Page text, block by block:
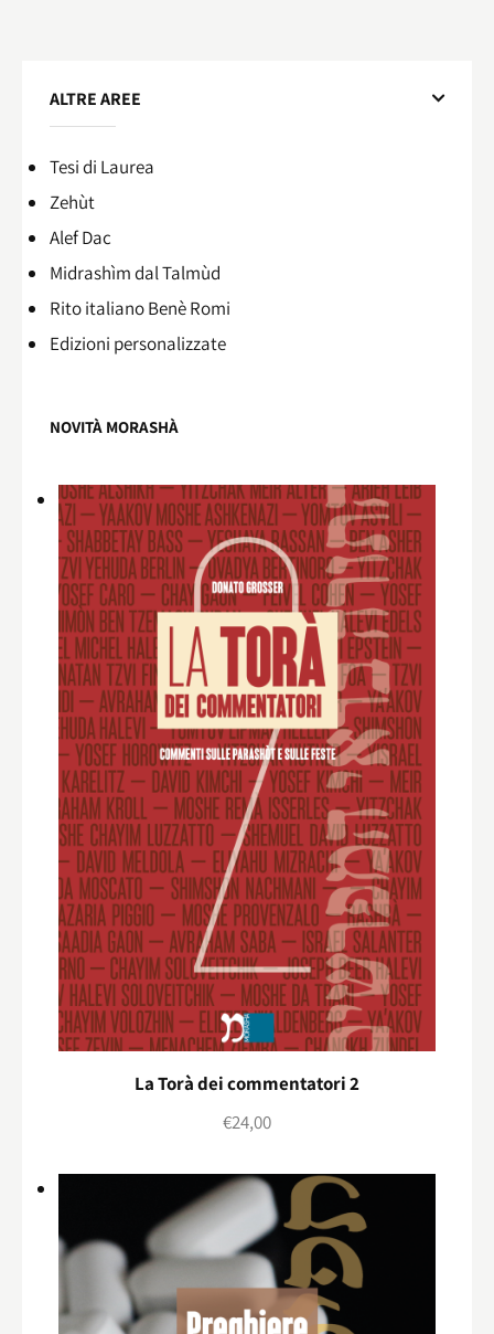
ALTRE AREE
Tesi di Laurea
Zehùt
Alef Dac
Midrashìm dal Talmùd
Rito italiano Benè Romi​
Edizioni personalizzate
NOVITÀ MORASHÀ
La Torà dei commentatori 2
€24,00